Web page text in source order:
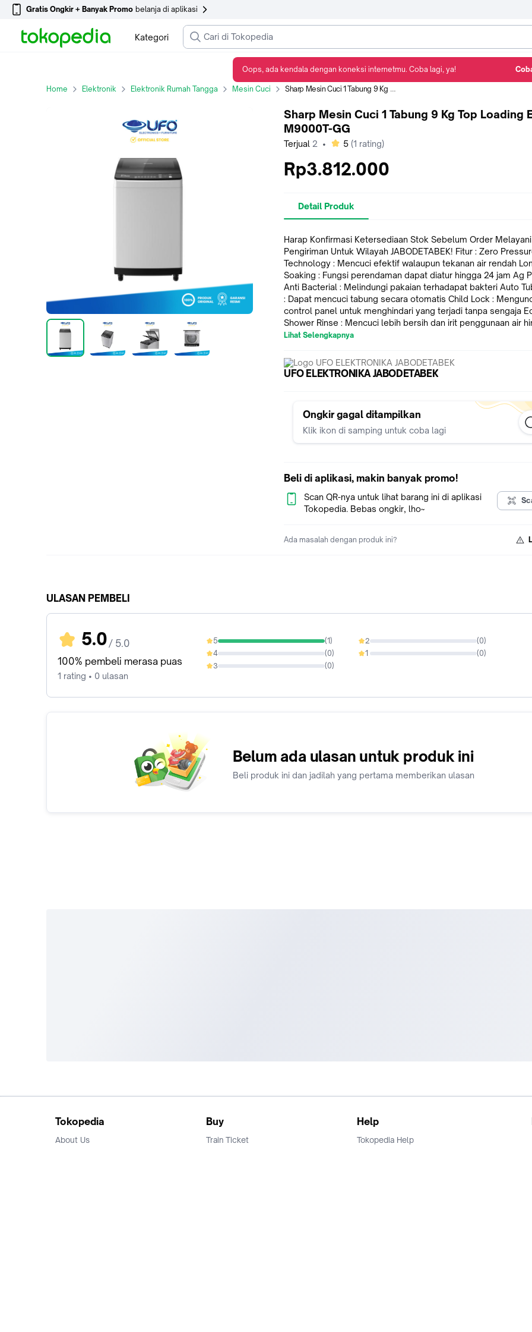
Gratis Ongkir + Banyak Promo belanja di aplikasi
Kategori
Home Elektronik Elektronik Rumah Tangga Mesin Cuci Sharp Mesin Cuci 1 Tabung 9 Kg Top Loading ES-M9000T-GG
Sharp Mesin Cuci 1 Tabung 9 Kg Top Loading
M9000T-GG
Terjual 2 • bintang
5 (1 rating)
Rp3.812.000
Detail Produk
Harap Konfirmasi Ketersediaan Stok Sebelum Order Melayani
Pengiriman Untuk Wilayah JABODETABEK! Fitur : Zero Pressure
Technology : Mencuci efektif walaupun tekanan air rendah Long Time
Soaking : Fungsi perendaman dapat diatur hingga 24 jam Ag Pulsator
Anti Bacterial : Melindungi pakaian terhadapat bakteri Auto Tub Clean
: Dapat mencuci tabung secara otomatis Child Lock : Mengunci
control panel untuk menghindari yang terjadi tanpa sengaja Eco
Shower Rinse : Mencuci lebih bersih dan irit penggunaan air
30% Spesifkasi : Model NEW MEGAMOUTH SERIES MM 1.4 Body
Wash Programme Power Consumption 340 Watt Spn Dry Speed 730
rpm Weight Nett / Gross (kg) 30/35 Dimensi (WxDxH) 530 x 585 x
Lihat Selengkapnya
UFO ELEKTRONIKA JABODETABEK
Ongkir gagal ditampilkan
Klik ikon di samping untuk coba lagi
Beli di aplikasi, makin banyak promo!
Scan QR-nya untuk lihat barang ini di aplikasi
Tokopedia. Bebas ongkir, lho~
Ada masalah dengan produk ini?
ULASAN PEMBELI
5.0 / 5.0
100% pembeli merasa puas
1 rating • 0 ulasan
5 (1)
100%
4 (0)
0%
3 (0)
0%
2 (0)
0%
1 (0)
0%
Belum ada ulasan untuk produk ini
Beli produk ini dan jadilah yang pertama memberikan ulasan
Tokopedia
About Us
Buy
Train Ticket
Help
Tokopedia Help
Oops, ada kendala dengan koneksi internetmu. Coba lagi, ya!